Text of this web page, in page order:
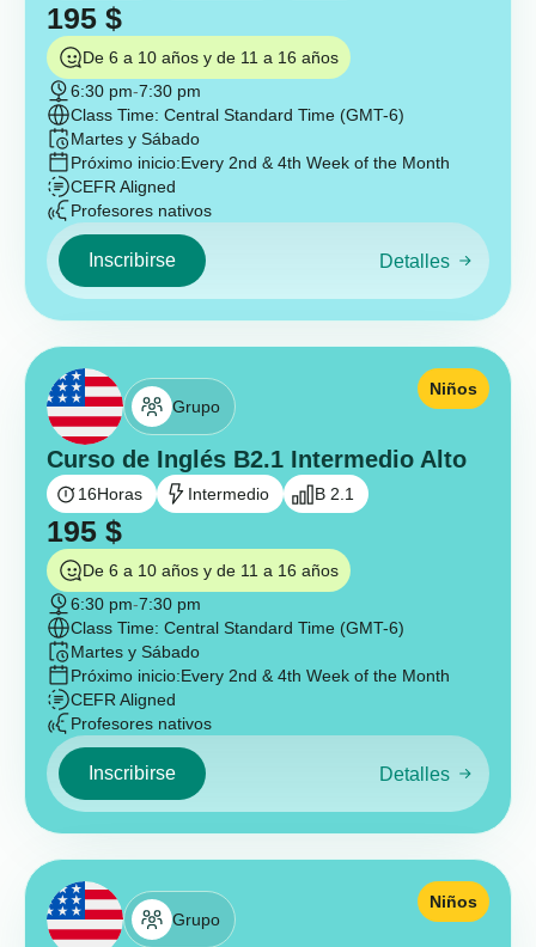
195 $
De 6 a 10 años y de 11 a 16 años
6:30 pm-7:30 pm
Class Time: Central Standard Time (GMT-6)
Martes y Sábado
Próximo inicio:Every 2nd & 4th Week of the Month
CEFR Aligned
Profesores nativos
Inscribirse Detalles
Grupo
Curso de Inglés B2.1 Intermedio Alto
Niños
16Horas Intermedio B 2.1
195 $
De 6 a 10 años y de 11 a 16 años
6:30 pm-7:30 pm
Class Time: Central Standard Time (GMT-6)
Martes y Sábado
Próximo inicio:Every 2nd & 4th Week of the Month
CEFR Aligned
Profesores nativos
Inscribirse Detalles
Grupo
Niños